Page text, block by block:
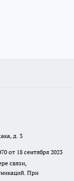
д. 3
от 18 сентября 2023
связи,
При